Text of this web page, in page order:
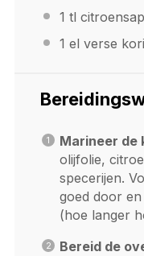
1 tl citroensap
1 el verse
Marineer de
olijfolie,
specerijen.
goed door en
(hoe langer
Bereid de